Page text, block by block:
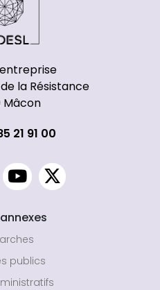
la Résistance
Mâcon
21 91 00
publics